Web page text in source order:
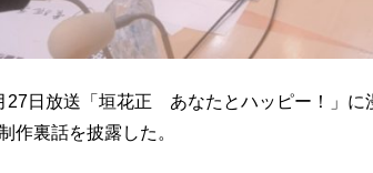
27日放送「垣花正 あなたとハッピー！」に
作裏話を披露した。